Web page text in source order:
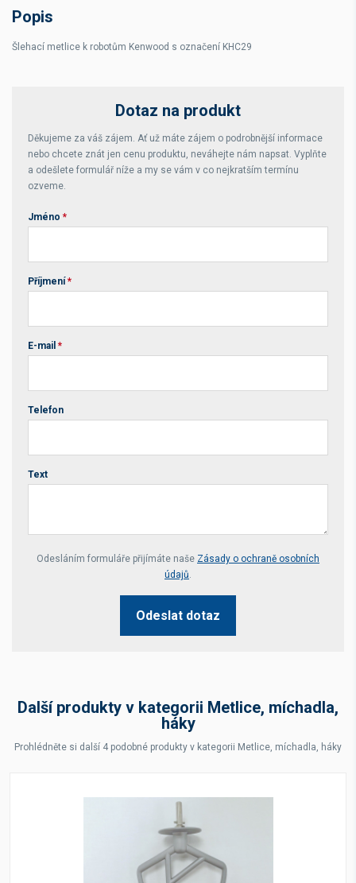
Popis
Šlehací metlice k robotům Kenwood s označení KHC29
Dotaz na produkt
Děkujeme za váš zájem. Ať už máte zájem o podrobnější informace
nebo chcete znát jen cenu produktu, neváhejte nám napsat. Vyplňte
a odešlete formulář níže a my se vám v co nejkratším termínu
ozveme.
Jméno *
Příjmení *
E-mail *
Telefon
Text
Your website *
Odesláním formuláře přijímáte naše Zásady o ochraně osobních
údajů.
Odeslat dotaz
Další produkty v kategorii Metlice, míchadla,
háky
Prohlédněte si další 4 podobné produkty v kategorii Metlice, míchadla, háky